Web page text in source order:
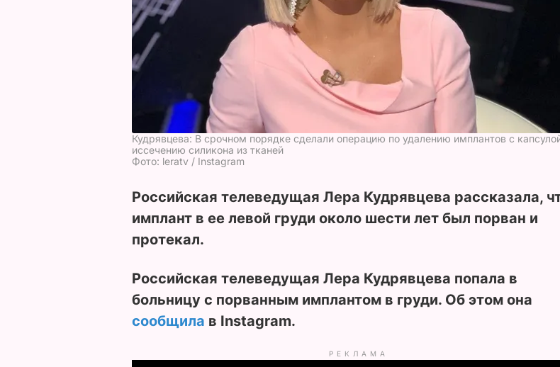
Кудрявцева: В срочном порядке сделали операцию по удалению имплантов с
иссечению силикона из тканей
Фото: leratv / Instagram
Российская телеведущая Лера Кудрявцева рассказала,
имплант в ее левой груди около шести лет был порван и
протекал.
Российская телеведущая Лера Кудрявцева попала в
больницу с порванным имплантом в груди. Об этом она
сообщила в Instagram.
РЕКЛАМА